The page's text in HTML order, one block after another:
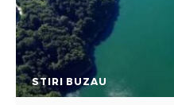
STIRI BUZAU